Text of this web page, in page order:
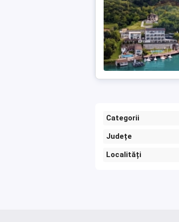
Categorii
Județe
Localități